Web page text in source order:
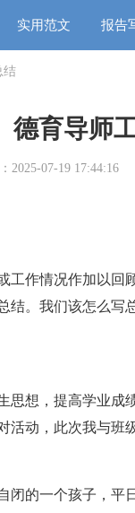
实用范文 报告
结
德育导师
2025-07-19 17:44:16
工作情况作加以
结。我们该怎么写
思想，提高学业
活动，此次我与班
闭的一个孩子，平